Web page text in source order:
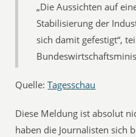
„Die Aussichten auf
Stabilisierung der
sich damit gefestigt“,
Quelle:Tagesschau
Diese Meldung ist absolut
haben die Journalisten sich